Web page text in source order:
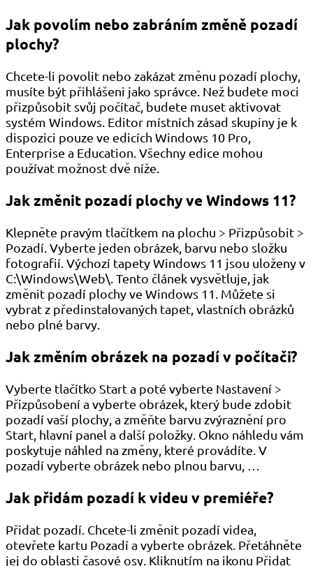
Jak povolím nebo zabráním změně pozadí
plochy?
Chcete-li povolit nebo zakázat změnu pozadí plochy,
musíte být přihlášeni jako správce. Než budete moci
přizpůsobit svůj počítač, budete muset aktivovat
systém Windows. Editor místních zásad skupiny je k
dispozici pouze ve edicích Windows 10 Pro,
Enterprise a Education. Všechny edice mohou
používat možnost dvě níže.
Jak změnit pozadí plochy ve Windows 11?
Klepněte pravým tlačítkem na plochu > Přizpůsobit >
Pozadí. Vyberte jeden obrázek, barvu nebo složku
fotografií. Výchozí tapety Windows 11 jsou uloženy v
C:\Windows\Web\. Tento článek vysvětluje, jak
změnit pozadí plochy ve Windows 11. Můžete si
vybrat z předinstalovaných tapet, vlastních obrázků
nebo plné barvy.
Jak změním obrázek na pozadí v počítači?
Vyberte tlačítko Start a poté vyberte Nastavení >
Přizpůsobení a vyberte obrázek, který bude zdobit
pozadí vaší plochy, a změňte barvu zvýraznění pro
Start, hlavní panel a další položky. Okno náhledu vám
poskytuje náhled na změny, které provádíte. V
pozadí vyberte obrázek nebo plnou barvu, …
Jak přidám pozadí k videu v premiéře?
Přidat pozadí. Chcete-li změnit pozadí videa,
otevřete kartu Pozadí a vyberte obrázek. Přetáhněte
jej do oblasti časové osy. Kliknutím na ikonu Přidat